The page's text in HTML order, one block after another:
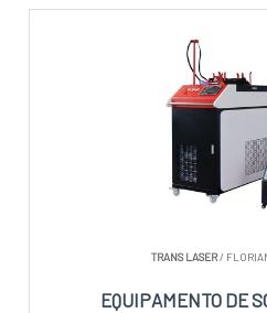
TRANS LASER/
EQUIPAMENTO DE